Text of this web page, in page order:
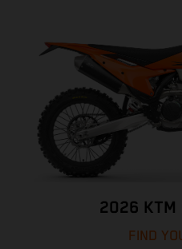
2026 KTM
FIND